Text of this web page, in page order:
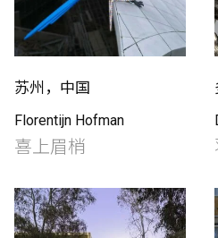
苏州，中国
Florentijn Hofman
喜上眉梢